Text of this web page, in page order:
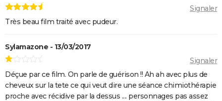
Signaler
Très beau film traité avec pudeur.
Sylamazone - 13/03/2017
Signaler
Déçue par ce film. On parle de guérison !! Ah ah avec plus de
cheveux sur la tete ce qui veut dire une séance chimiothérapie
proche avec récidive par la dessus .... personnages pas assez